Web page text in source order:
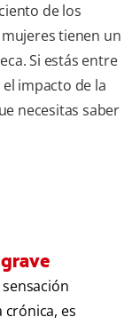
de los
tienen un
Si estás entre
impacto de la
necesitas saber
crónica, es